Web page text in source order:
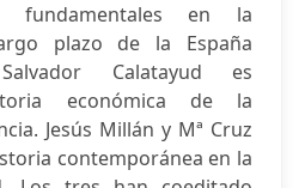
fundamentales en la
plazo de la España
Calatayud es
económica de la
Jesús Millán y Mª Cruz
contemporánea en la